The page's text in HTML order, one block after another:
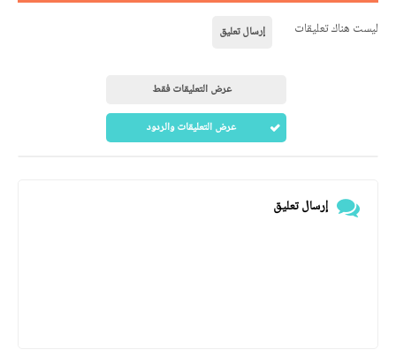
ليست هناك تعليقات إرسال تعليق
عرض التعليقات فقط
عرض التعليقات والردود
إرسال تعليق